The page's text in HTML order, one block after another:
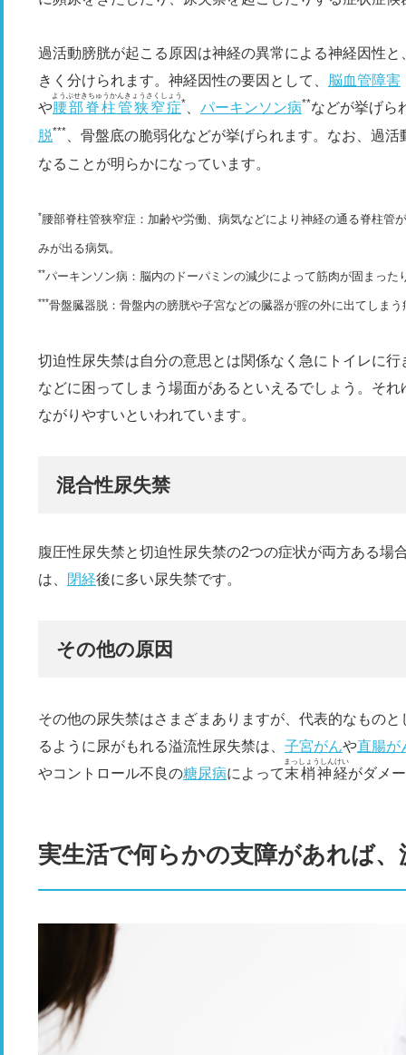
過活動膀胱が起こる原因は神経の異常による神経因性
きく分けられます。神経因性の要因として、
脳血管障害
や腰部脊柱管狭窄症
ようぶせきちゅうかんきょうさくしょう
* パーキンソン病**などが挙げら
脱***
、骨盤底の脆弱化などが挙げられます。なお、過
なることが明らかになっています。
*腰部脊柱管狭窄症：加齢や労働、病気などにより神経の通る脊柱管
みが出る病気。
**パーキンソン病：脳内のドーパミンの減少によって筋肉が固まった
***骨盤臓器脱：骨盤内の膀胱や子宮などの臓器が腟の外に出てしまう
切迫性尿失禁は自分の意思とは関係なく急にトイレに
などに困ってしまう場面があるといえるでしょう。そ
ながりやすいといわれています。
混合性尿失禁
腹圧性尿失禁と切迫性尿失禁の2つの症状が両方ある場
は、
閉経後に多い尿失禁です。
その他の原因
その他の尿失禁はさまざまありますが、代表的なものと
るように尿がもれる溢流性尿失禁は、 子宮がんや直腸が
やコントロール不良の糖尿病によって末梢神経
まっしょうしんけい
がダメ
実生活で何らかの支障があれば